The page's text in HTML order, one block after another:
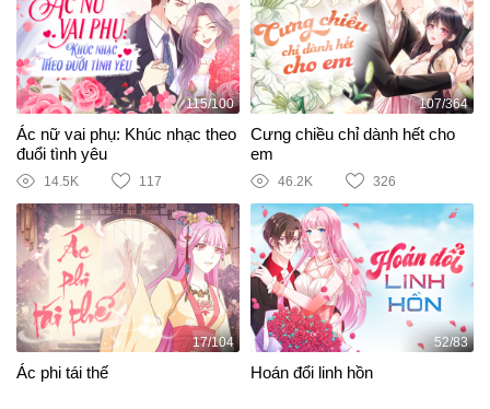
115/100
Ác nữ vai phụ: Khúc nhạc theo
đuổi tình yêu
14.5K 117
107/364
Cưng chiều chỉ dành hết cho
em
46.2K 326
17/104
Ác phi tái thế
52/83
Hoán đổi linh hồn